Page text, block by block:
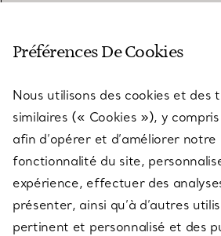
SERVICES
À PROPOS
QUESTIONS LÉGALES
Préférences De Cookies
Nous utilisons des cookies et des
similaires (« Cookies »), y
afin d’opérer et d’améliorer
fonctionnalité du site,
expérience, effectuer des
présenter, ainsi qu’à d’autres
pertinent et personnalisé et des